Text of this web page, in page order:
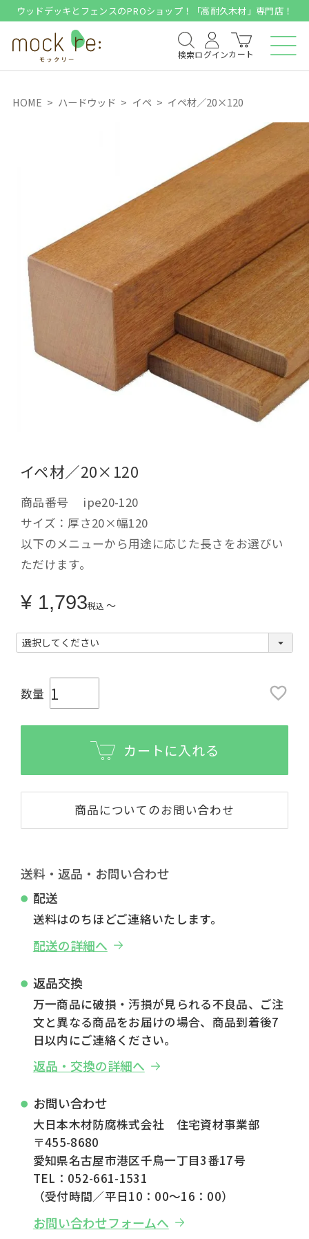
ウッドデッキとフェンスのPROショップ！「高耐久木材」専門店！
検索ログインカート
HOME ハードウッド イペ イペ材／20×120
イペ材／20×120
商品番号
ipe20-120
サイズ：厚さ20×幅120
以下のメニューから用途に応じた長さをお選びい
ただけます。
¥ 1,793税込 〜
カートに入れる
商品についてのお問い合わせ
送料・返品・お問い合わせ
配送
送料はのちほどご連絡いたします。
配送の詳細へ
返品交換
万一商品に破損・汚損が見られる不良品、ご注
文と異なる商品をお届けの場合、商品到着後7
日以内にご連絡ください。
返品・交換の詳細へ
お問い合わせ
大日本木材防腐株式会社 住宅資材事業部
〒455-8680
愛知県名古屋市港区千鳥一丁目3番17号
TEL：052-661-1531
（受付時間／平日10：00～16：00）
お問い合わせフォームへ